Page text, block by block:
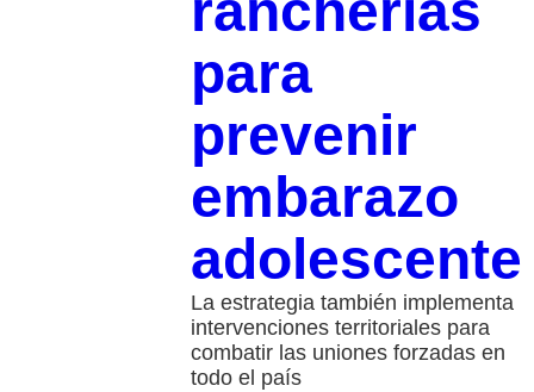
para
prevenir
embarazo
adolescente
La estrategia también implementa
intervenciones territoriales para
combatir las uniones forzadas en
todo el país